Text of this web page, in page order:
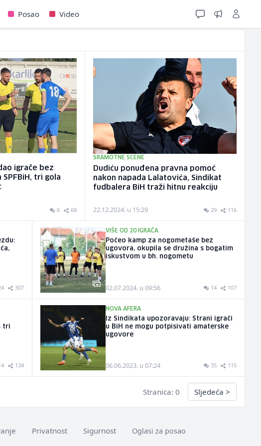
Posao Video
igrače bez
tri gola
6 68
SRAMOTNE SCENE
Dudiću ponuđena pravna pomoć
nakon napada Lalatovića, Sindikat
fudbalera BiH traži hitnu reakciju
22.12.2024. u 15:29 29 116
307
VIŠE OD 20 IGRAČA
Počeo kamp za nogometaše bez
ugovora, okupila se družina s bogatim
iskustvom u bh. nogometu
02.07.2024. u 09:56 14 107
tri
134
NOVA AFERA
Iz Sindikata upozoravaju: Strani igrači
u BiH ne mogu potpisivati amaterske
ugovore
06.06.2023. u 07:24 35 115
Stranica: 0 Sljedeća >
Privatnost Sigurnost Oglasi za posao